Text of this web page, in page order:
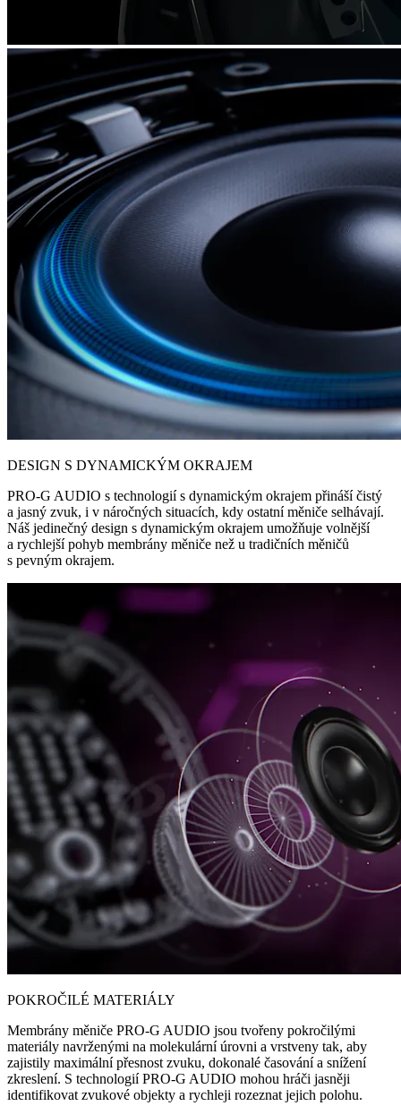
DESIGN S DYNAMICKÝM OKRAJEM
PRO-G AUDIO s technologií s dynamickým okrajem přináší čistý
a jasný zvuk, i v náročných situacích, kdy ostatní měniče selhávají.
Náš jedinečný design s dynamickým okrajem umožňuje volnější
a rychlejší pohyb membrány měniče než u tradičních měničů
s pevným okrajem.
POKROČILÉ MATERIÁLY
Membrány měniče PRO-G AUDIO jsou tvořeny pokročilými
materiály navrženými na molekulární úrovni a vrstveny tak, aby
zajistily maximální přesnost zvuku, dokonalé časování a snížení
zkreslení. S technologií PRO-G AUDIO mohou hráči jasněji
identifikovat zvukové objekty a rychleji rozeznat jejich polohu.